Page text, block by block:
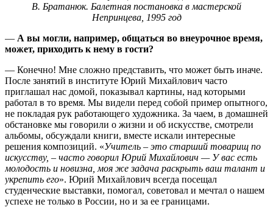
В. Братанюк. Балетная постановка в мастерской
Непринцева, 1995 год
— А вы могли, например, общаться во внеурочное время,
может, приходить к нему в гости?
— Конечно! Мне сложно представить, что может быть иначе.
После занятий в институте Юрий Михайлович часто
приглашал нас домой, показывал картины, над которыми
работал в то время. Мы видели перед собой пример опытного,
не покладая рук работающего художника. За чаем, в домашней
обстановке мы говорили о жизни и об искусстве, смотрели
альбомы, обсуждали книги, вместе искали интересные
решения композиций. «Учитель – это старший товарищ по
искусству, – часто говорил Юрий Михайлович — У вас есть
молодость и новизна, моя же задача раскрыть ваш талант и
укрепить его». Юрий Михайлович всегда посещал
студенческие выставки, помогал, советовал и мечтал о нашем
успехе не только в России, но и за ее границами.